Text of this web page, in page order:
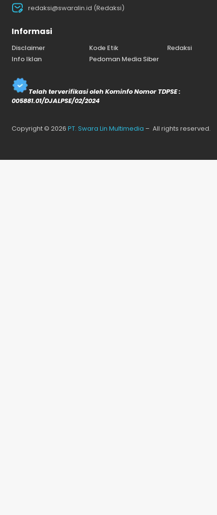
redaksi@swaralin.id (Redaksi)
Informasi
Disclaimer Kode Etik
Redaksi
Info Iklan
Pedoman Media Siber
Telah terverifikasi oleh Kominfo Nomor TDPSE :
005881.01/DJALPSE/02/2024
Copyright © 2026 PT. Swara Lin Multimedia – All rights reserved.